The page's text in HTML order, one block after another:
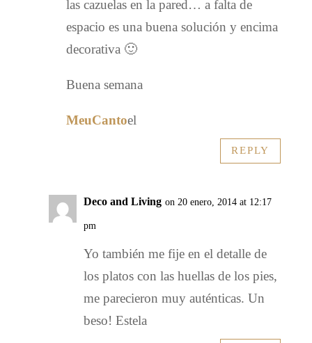
las cazuelas en la pared… a falta de
espacio es una buena solución y encima
decorativa 🙂
Buena semana
MeuCantoel
REPLY
Deco and Living on 20 enero, 2014 at 12:17
pm
Yo también me fije en el detalle de
los platos con las huellas de los pies,
me parecieron muy auténticas. Un
beso! Estela